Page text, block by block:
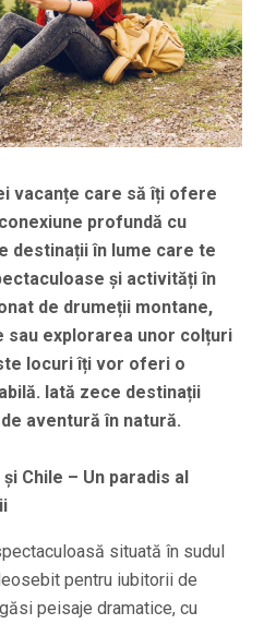
vacanțe care să îți ofere
profundă cu
destinații în lume care te
și activități în
de drumeții montane,
sau explorarea unor colțuri
locuri îți vor oferi o
Iată zece destinații
aventură în natură.
Chile – Un paradis al
situată în sudul
pentru iubitorii de
peisaje dramatice, cu